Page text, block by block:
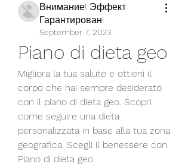
Внимание! Эффект
Гарантирован!
September 7, 2023
Piano di dieta geo
Migliora la tua salute e ottieni il
corpo che hai sempre desiderato
con il piano di dieta geo. Scopri
come seguire una dieta
personalizzata in base alla tua zona
geografica. Scegli il benessere con
Piano di dieta geo.